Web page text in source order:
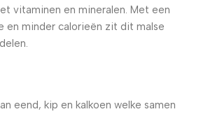
vitaminen en mineralen. Met een
en minder calorieën zit dit malse
eend, kip en kalkoen welke samen